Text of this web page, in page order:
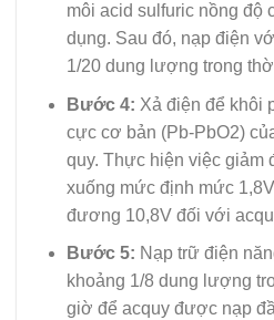
môi acid sulfuric nồng độ
dụng. Sau đó, nạp điện
1/20 dung lượng trong
Bước 4: Xả điện để khôi
cực cơ bản (Pb-PbO2)
quy. Thực hiện việc giảm
xuống mức định mức
đương 10,8V đối với
Bước 5: Nạp trữ điện
khoảng 1/8 dung lượng
giờ để acquy được nạp